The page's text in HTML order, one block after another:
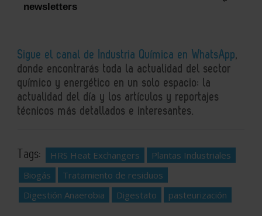
newsletters
Sigue el canal de Industria Química en WhatsApp,
donde encontrarás toda la actualidad del sector
químico y energético en un solo espacio: la
actualidad del día y los artículos y reportajes
técnicos más detallados e interesantes.
Tags: HRS Heat Exchangers
Plantas Industriales
Biogás
Tratamiento de residuos
Digestión Anaerobia
Digestato pasteurización